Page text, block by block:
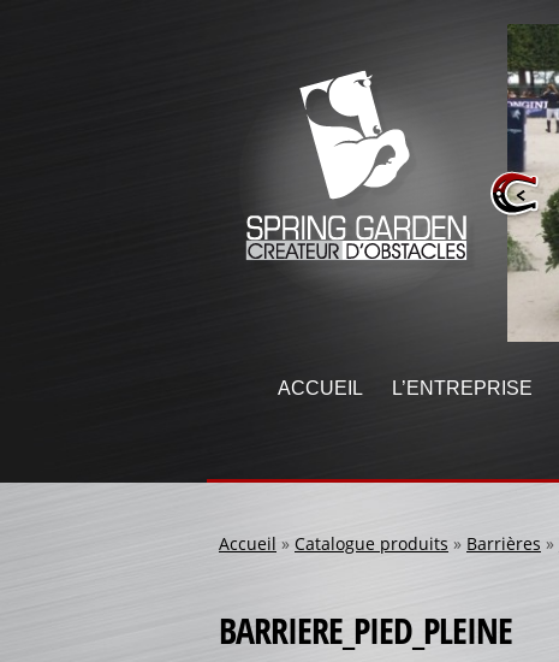
ACCUEIL L’ENTREPRISE
Accueil » Catalogue produits » Barrières »
BARRIERE_PIED_PLEINE